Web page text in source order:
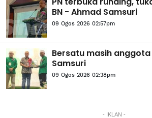
BN - Ahmad Samsuri
09 Ogos 2026 02:57pm
Bersatu masih anggota
Samsuri
09 Ogos 2026 02:38pm
- IKLAN -